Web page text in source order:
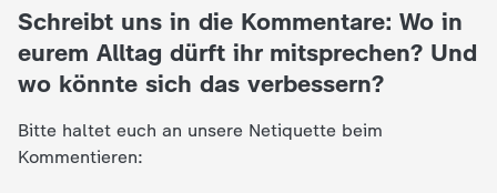
Schreibt uns in die Kommentare: Wo in
eurem Alltag dürft ihr mitsprechen? Und
wo könnte sich das verbessern?
Bitte haltet euch an unsere Netiquette beim
Kommentieren: